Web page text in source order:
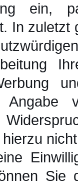
In zuletzt
Angabe
Sie